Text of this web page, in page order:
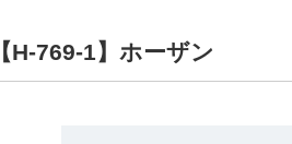
【H-769-1】ホーザン